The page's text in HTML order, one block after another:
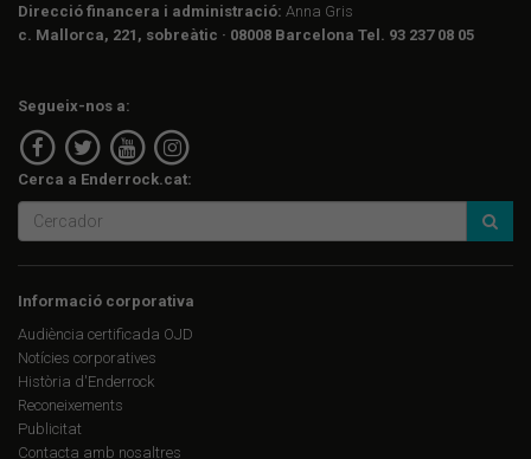
Direcció financera i administració: Anna Gris
c. Mallorca, 221, sobreàtic · 08008 Barcelona Tel. 93 237 08 05
Segueix-nos a:
Cerca a Enderrock.cat:
Informació corporativa
Audiència certificada OJD
Notícies corporatives
Història d'Enderrock
Reconeixements
Publicitat
Contacta amb nosaltres